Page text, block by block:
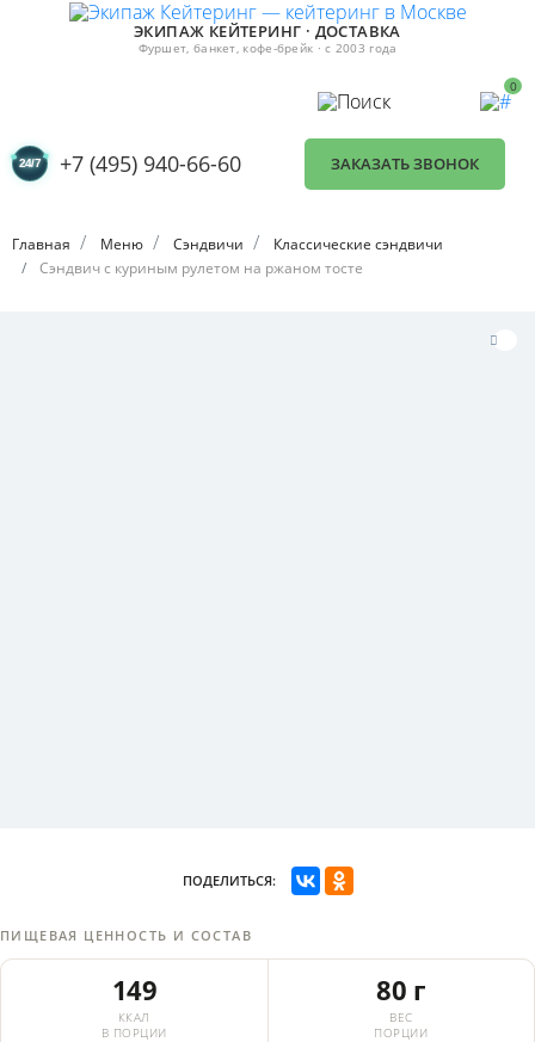
ЭКИПАЖ КЕЙТЕРИНГ · ДОСТАВКА
Фуршет, банкет, кофе-брейк · с 2003 года
0
+7 (495) 940-66-60 ЗАКАЗАТЬ ЗВОНОК
Главная Меню Сэндвичи
Классические сэндвичи
Сэндвич с куриным рулетом на ржаном тосте
ПОДЕЛИТЬСЯ:
ПИЩЕВАЯ ЦЕННОСТЬ И СОСТАВ
149
ККАЛ
В ПОРЦИИ
80 г
ВЕС
ПОРЦИИ